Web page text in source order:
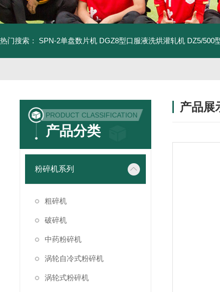
热门搜索： SPN-2单盘数片机 DGZ8型口服液洗烘灌轧机 DZ5/500
PRODUCT CLASSIFICATION
产品分类
粉碎机系列
粗碎机
破碎机
中药粉碎机
涡轮自冷式粉碎机
涡轮式粉碎机
产品展